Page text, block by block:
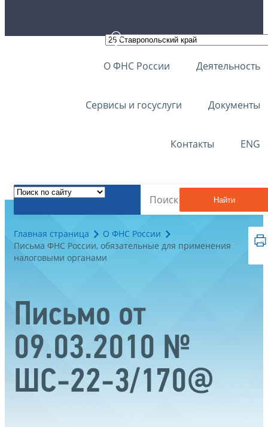
О ФНС России Деятельность
Сервисы и госуслуги Документы
Контакты ENG
Найти
Главная страница
О ФНС России
Письма ФНС России, обязательные для применения
налоговыми органами
Письмо от
09.03.2010 №
ШС-22-3/170@